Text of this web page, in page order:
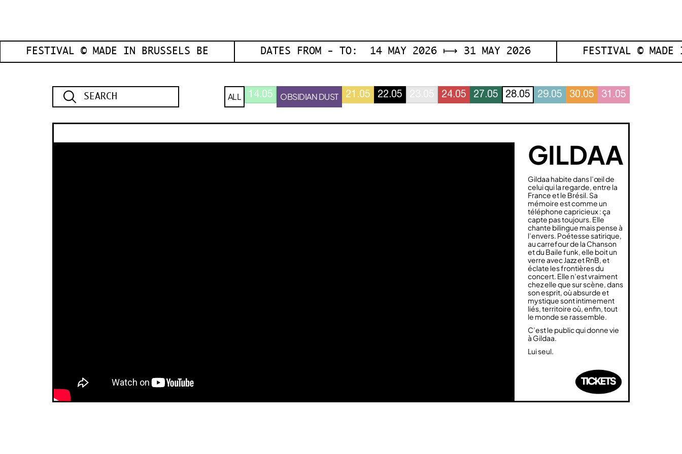
FESTIVAL © MADE IN BRUSSELS BE DATES FROM - TO: 14 MAY 2026 ⟼ 31 MAY 2026 FESTIVAL © MADE
ALL 14.05 OBSIDIAN DUST 21.05 22.05 23.05 24.05 27.05 28.05 29.05 30.05 31.05
GILDAA
Gildaa habite dans l’œil de
celui qui la regarde, entre la
France et le Brésil. Sa
mémoire est comme un
téléphone capricieux : ça
capte pas toujours. Elle
chante bilingue mais pense à
l’envers. Poétesse satirique,
au carrefour de la Chanson
et du Baile funk, elle boit un
verre avec Jazz et RnB, et
éclate les frontières du
concert. Elle n’est vraiment
chez elle que sur scène, dans
son esprit, où absurde et
mystique sont intimement
liés, territoire où, enfin, tout
le monde se rassemble.
C’est le public qui donne vie
à Gildaa.
Lui seul.